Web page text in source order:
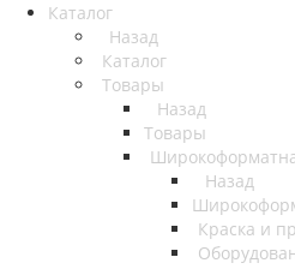
Каталог
Назад
Каталог
Товары
Назад
Товары
Назад
Краска и